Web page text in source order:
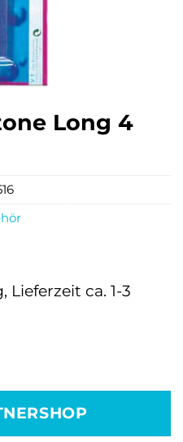
Long 4
€.
Lieferzeit ca. 1-3